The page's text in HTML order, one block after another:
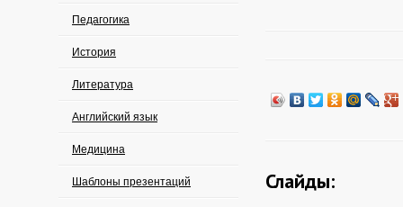
Педагогика
История
Литература
Английский язык
Медицина
Шаблоны презентаций Слайды: